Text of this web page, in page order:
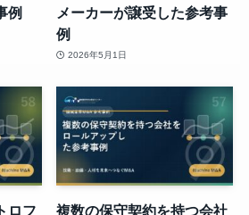
例
メーカーが譲受した参考事
例
2026年5月1日
ロフ 複数の保守契約を持つ会社